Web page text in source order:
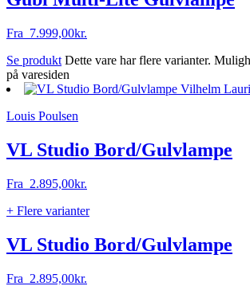
Fra 7.999,00kr.
Se produkt Dette vare har flere varianter.
på varesiden
Louis Poulsen
VL Studio Bord/Gulvlampe
Fra 2.895,00kr.
+ Flere varianter
VL Studio Bord/Gulvlampe
Fra 2.895,00kr.